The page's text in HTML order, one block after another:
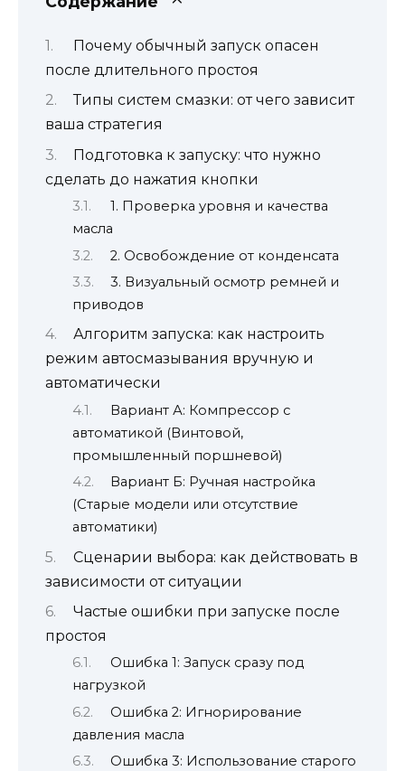
Почему обычный запуск опасен
после длительного простоя
Типы систем смазки: от чего зависит
ваша стратегия
Подготовка к запуску: что нужно
сделать до нажатия кнопки
1. Проверка уровня и качества
масла
2. Освобождение от конденсата
3. Визуальный осмотр ремней и
приводов
Алгоритм запуска: как настроить
режим автосмазывания вручную и
автоматически
Вариант А: Компрессор с
автоматикой (Винтовой,
промышленный поршневой)
Вариант Б: Ручная настройка
(Старые модели или отсутствие
автоматики)
Сценарии выбора: как действовать в
зависимости от ситуации
Частые ошибки при запуске после
простоя
Ошибка 1: Запуск сразу под
нагрузкой
Ошибка 2: Игнорирование
давления масла
Ошибка 3: Использование старого